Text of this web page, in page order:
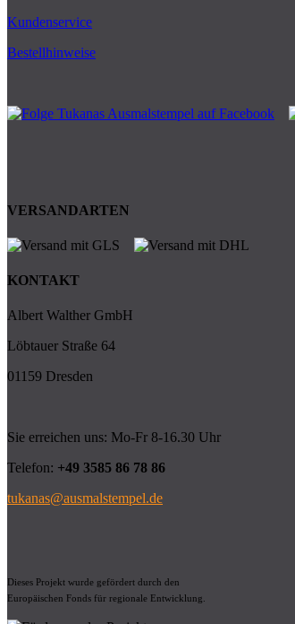
Kundenservice
Bestellhinweise
VERSANDARTEN
KONTAKT
Albert Walther GmbH
Löbtauer Straße 64
01159 Dresden
Sie erreichen uns: Mo-Fr 8-16.30 Uhr
Telefon: +49 3585 86 78 86
tukanas@ausmalstempel.de
Dieses Projekt wurde gefördert durch den
Europäischen Fonds für regionale Entwicklung.